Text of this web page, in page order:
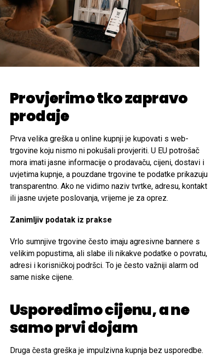
Provjerimo tko zapravo
prodaje
Prva velika greška u online kupnji je kupovati s web-
trgovine koju nismo ni pokušali provjeriti. U EU potrošač
mora imati jasne informacije o prodavaču, cijeni, dostavi i
uvjetima kupnje, a pouzdane trgovine te podatke prikazuju
transparentno. Ako ne vidimo naziv tvrtke, adresu, kontakt
ili jasne uvjete poslovanja, vrijeme je za oprez.
Zanimljiv podatak iz prakse
Vrlo sumnjive trgovine često imaju agresivne bannere s
velikim popustima, ali slabe ili nikakve podatke o povratu,
adresi i korisničkoj podršci. To je često važniji alarm od
same niske cijene.
Usporedimo cijenu, a ne
samo prvi dojam
Druga česta greška je impulzivna kupnja bez usporedbe.